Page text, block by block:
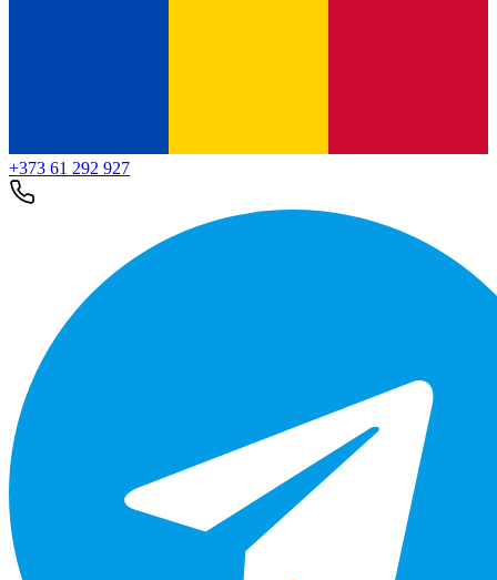
+373 61 292 927